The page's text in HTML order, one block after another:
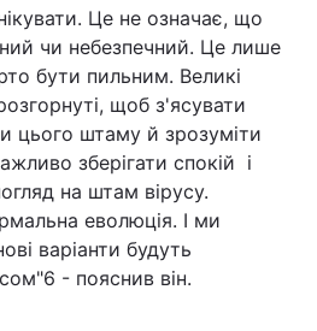
Це не означає, що
чи небезпечний. Це лише
бути пильним. Великі
щоб з'ясувати
цього штаму й зрозуміти
зберігати спокій і
на штам вірусу.
еволюція. І ми
варіанти будуть
- пояснив він.